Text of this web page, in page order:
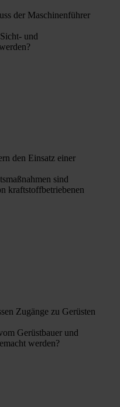
der Maschinenführer
und
den Einsatz einer
sind
kraftstoffbetriebenen
Zugänge zu Gerüsten
Gerüstbauer und
werden?